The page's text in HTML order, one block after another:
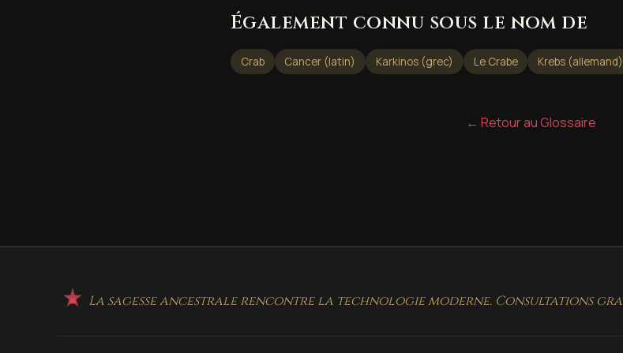
Également connu sous le nom de
Crab Cancer (latin) Karkinos (grec) Le Crabe Krebs (allemand)
← Retour au Glossaire
La sagesse ancestrale rencontre la technologie moderne. Consultations